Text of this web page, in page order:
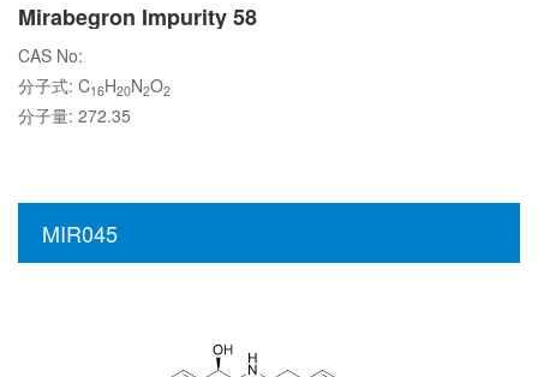
Mirabegron Impurity 58
CAS No:
分子式: C16H20N2O2
分子量: 272.35
MIR045